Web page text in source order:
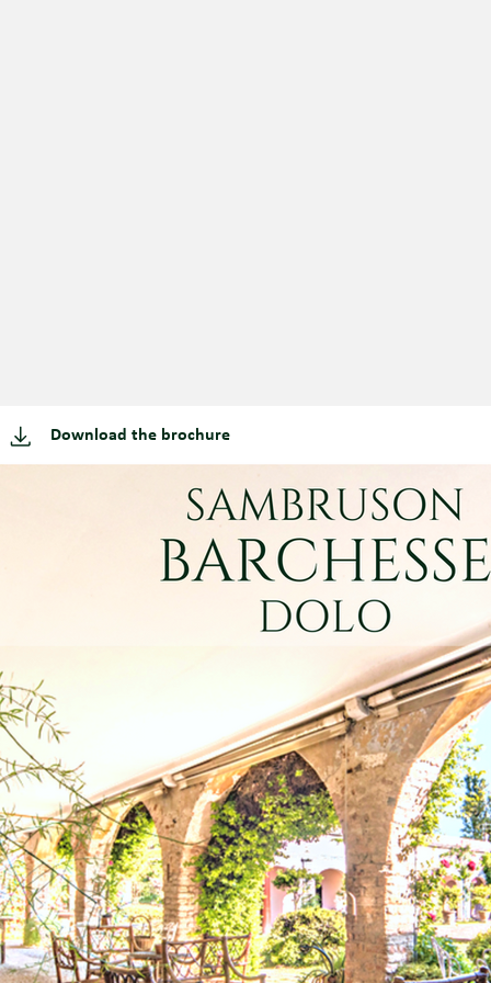
Download the brochure